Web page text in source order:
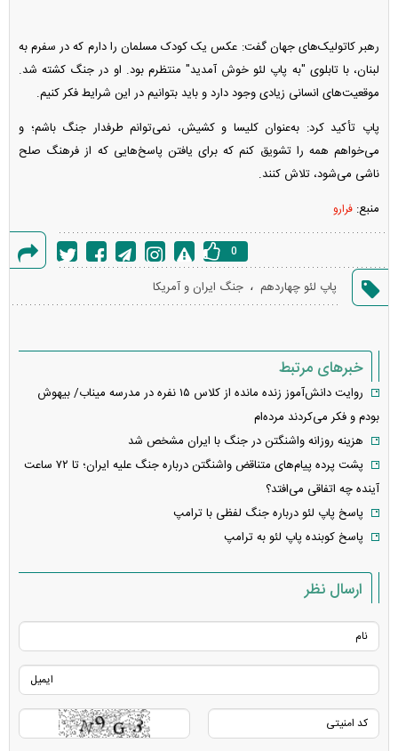
رهبر کاتولیک‌های جهان گفت: عکس یک کودک مسلمان را دارم که در سفرم به
لبنان، با تابلوی "به پاپ لئو خوش آمدید" منتظرم بود. او در جنگ کشته شد.
موقعیت‌های انسانی زیادی وجود دارد و باید بتوانیم در این شرایط فکر کنیم.
پاپ تأکید کرد: به‌عنوان کلیسا و کشیش، نمی‌توانم طرفدار جنگ باشم؛ و
می‌خواهم همه را تشویق کنم که برای یافتن پاسخ‌هایی که از فرهنگ صلح
ناشی می‌شود، تلاش کنند.
منبع: فرارو
گزارش
خطا
0
پاپ لئو چهاردهم ، جنگ ایران و آمریکا
خبرهای مرتبط
روایت دانش‌آموز زنده مانده از کلاس ۱۵ نفره در مدرسه میناب/ بیهوش
بودم و فکر می‌کردند مرده‌ام
هزینه روزانه واشنگتن در جنگ با ایران مشخص شد
پشت پرده پیام‌های متناقض واشنگتن درباره جنگ علیه ایران؛ تا ۷۲ ساعت
آینده چه اتفاقی می‌افتد؟
پاسخ پاپ لئو درباره جنگ لفظی با ترامپ
پاسخ کوبنده پاپ لئو به ترامپ
ارسال نظر